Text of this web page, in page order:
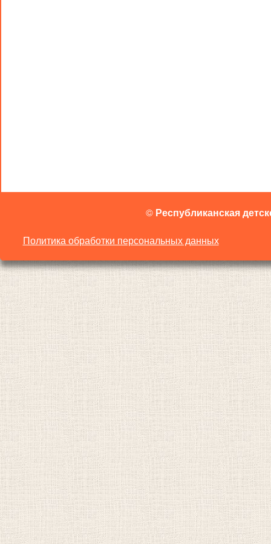
© Республиканская
Политика обработки персональных данных